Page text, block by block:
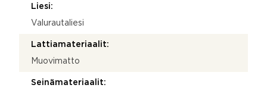
Liesi:
Valurautaliesi
Lattiamateriaalit:
Muovimatto
Seinämateriaalit: